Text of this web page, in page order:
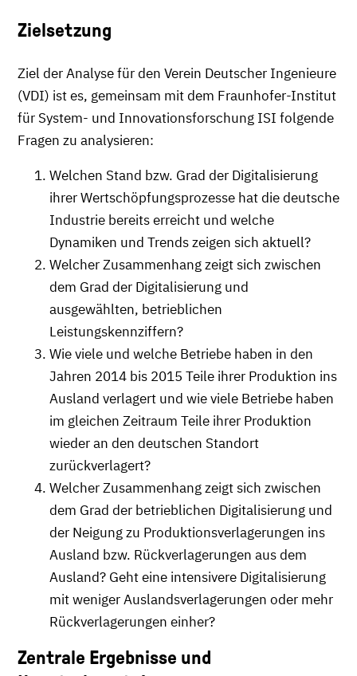
Zielsetzung
Ziel der Analyse für den Verein Deutscher Ingenieure
(VDI) ist es, gemeinsam mit dem Fraunhofer-Institut
für System- und Innovationsforschung ISI folgende
Fragen zu analysieren:
Welchen Stand bzw. Grad der Digitalisierung
ihrer Wertschöpfungsprozesse hat die deutsche
Industrie bereits erreicht und welche
Dynamiken und Trends zeigen sich aktuell?
Welcher Zusammenhang zeigt sich zwischen
dem Grad der Digitalisierung und
ausgewählten, betrieblichen
Leistungskennziffern?
Wie viele und welche Betriebe haben in den
Jahren 2014 bis 2015 Teile ihrer Produktion ins
Ausland verlagert und wie viele Betriebe haben
im gleichen Zeitraum Teile ihrer Produktion
wieder an den deutschen Standort
zurückverlagert?
Welcher Zusammenhang zeigt sich zwischen
dem Grad der betrieblichen Digitalisierung und
der Neigung zu Produktionsverlagerungen ins
Ausland bzw. Rückverlagerungen aus dem
Ausland? Geht eine intensivere Digitalisierung
mit weniger Auslandsverlagerungen oder mehr
Rückverlagerungen einher?
Zentrale Ergebnisse und